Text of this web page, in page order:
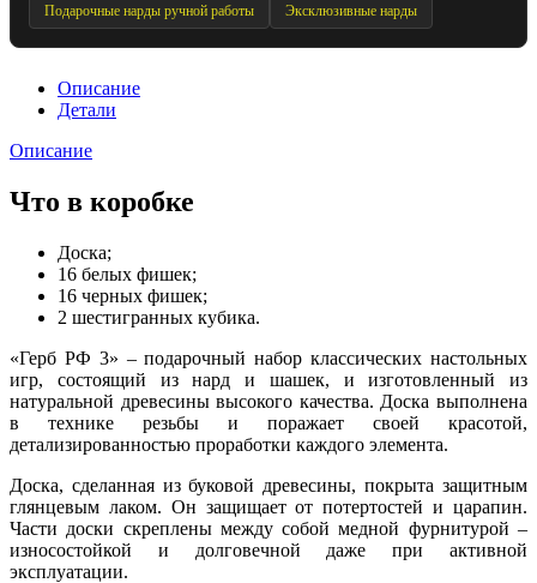
Подарочные нарды ручной работы Эксклюзивные нарды
Описание
Детали
Описание
Что в коробке
Доска;
16 белых фишек;
16 черных фишек;
2 шестигранных кубика.
«Герб РФ 3» – подарочный набор классических настольных
игр, состоящий из нард и шашек, и изготовленный из
натуральной древесины высокого качества. Доска выполнена
в технике резьбы и поражает своей красотой,
детализированностью проработки каждого элемента.
Доска, сделанная из буковой древесины, покрыта защитным
глянцевым лаком. Он защищает от потертостей и царапин.
Части доски скреплены между собой медной фурнитурой –
износостойкой и долговечной даже при активной
эксплуатации.